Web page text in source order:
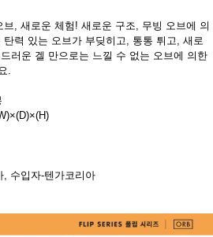
, 새로운 체험! 새로운 구조, 무빙 오브에 의
력 있는 오브가 부딪히고, 통통 튀고, 새로
러운 겔 만으로는 느낄 수 없는 오브에 의한
.
수입자-텐가코리아